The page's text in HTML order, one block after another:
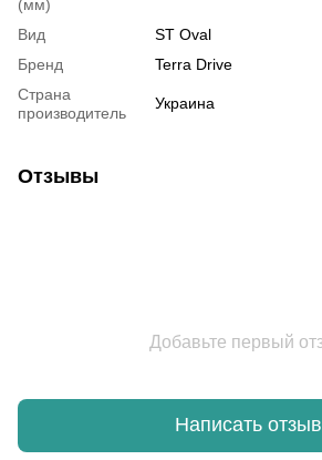
(мм)
Вид
ST Oval
Бренд
Terra Drive
Страна
производитель
Украина
Отзывы
Добавьте первый
Написать отзыв